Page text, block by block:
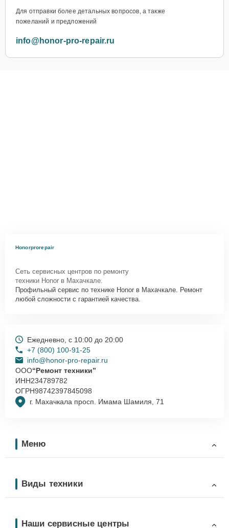
Для отправки более детальных вопросов, а также
пожеланий и предложений
info@honor-pro-repair.ru
Honorprorepair
Сеть сервисных центров по ремонту
техники Honor в Махачкале.
Профильный сервис по технике Honor в Махачкале. Ремонт
любой сложности с гарантией качества.
г. Махачкала просп. Имама Шамиля, 71
Ежедневно, с 10:00 до 20:00
+7 (800) 100-91-25
info@honor-pro-repair.ru
ООО“Ремонт техники”
ИНН234789782
ОГРН98742397845098
Меню
Виды техники
Наши сервисные центры